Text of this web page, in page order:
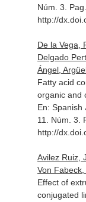
Núm. 3.
http://
De la Vega,
Delgado
Ángel,
Fatty acid
organic and
En: Spanish
11. Núm. 3.
http://
Avilez Ruiz,
Von
Effect of
conjugated